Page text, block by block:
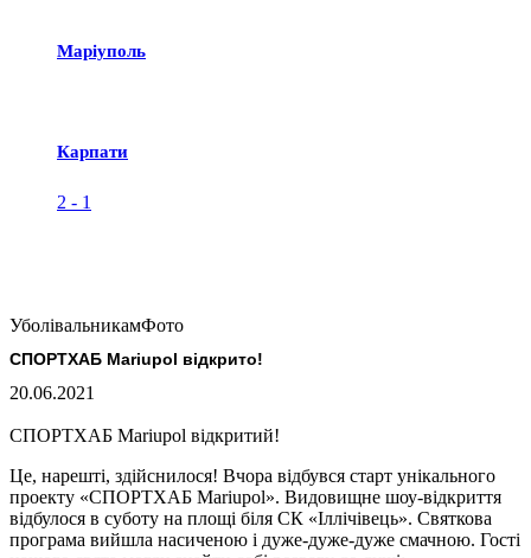
Маріуполь
Карпати
2 - 1
УболівальникамФото
СПОРТХАБ Mariupol відкрито!
20.06.2021
СПОРТХАБ Mariupol відкритий!
Це, нарешті, здійснилося! Вчора відбувся старт унікального
проекту «СПОРТХАБ Mariupol». Видовищне шоу-відкриття
відбулося в суботу на площі біля СК «Іллічівець». Святкова
програма вийшла насиченою і дуже-дуже-дуже смачною. Гості